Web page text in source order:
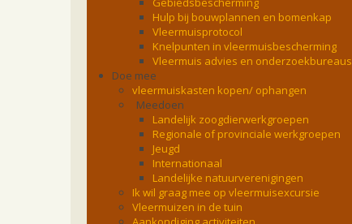
Hulp bij bouwplannen en bomenkap
Vleermuisprotocol
Knelpunten in vleermuisbescherming
Vleermuis advies en onderzoekbureaus
Doe mee
vleermuiskasten kopen/ ophangen
Meedoen
Landelijk zoogdierwerkgroepen
Regionale of provinciale werkgroepen
Jeugd
Internationaal
Landelijke natuurverenigingen
Ik wil graag mee op vleermuisexcursie
Vleermuizen in de tuin